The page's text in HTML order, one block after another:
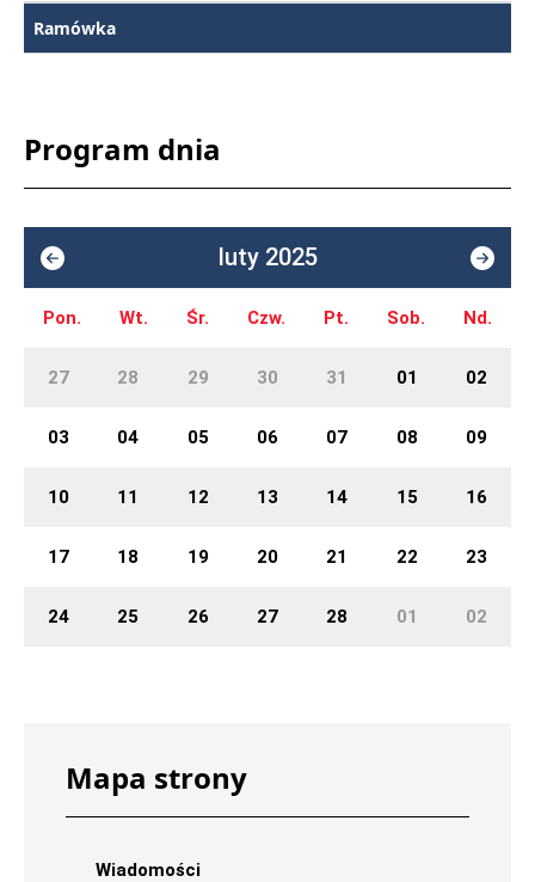
Ramówka
Program dnia
luty 2025
Pon. Wt. Śr. Czw. Pt. Sob. Nd.
27 28 29 30 31 01 02
03 04 05 06 07 08 09
10 11 12 13 14 15 16
17 18 19 20 21 22 23
24 25 26 27 28 01 02
Mapa strony
Wiadomości